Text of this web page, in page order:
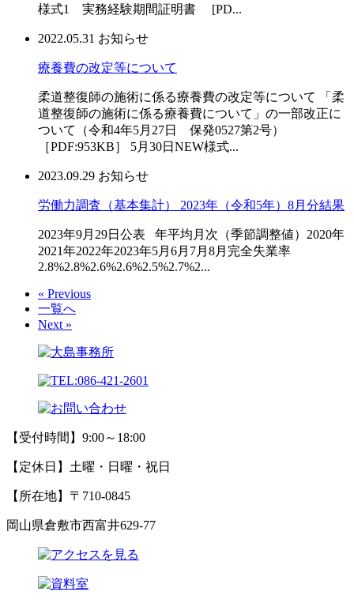
様式1 実務経験期間証明書 [PD...
2022.05.31 お知らせ
療養費の改定等について
柔道整復師の施術に係る療養費の改定等について 「柔
道整復師の施術に係る療養費について」の一部改正に
ついて（令和4年5月27日 保発0527第2号）
［PDF:953KB］ 5月30日NEW様式...
2023.09.29 お知らせ
労働力調査（基本集計） 2023年（令和5年）8月分結果
2023年9月29日公表 年平均月次（季節調整値）2020年
2021年2022年2023年5月6月7月8月完全失業率
2.8%2.8%2.6%2.6%2.5%2.7%2...
« Previous
一覧へ
Next »
【受付時間】9:00～18:00
【定休日】土曜・日曜・祝日
【所在地】〒710-0845
岡山県倉敷市西富井629-77